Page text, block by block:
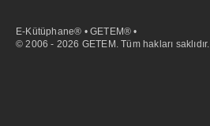
E-Kütüphane® • GETEM® •
© 2006 - 2026 GETEM. Tüm hakları saklıdır.